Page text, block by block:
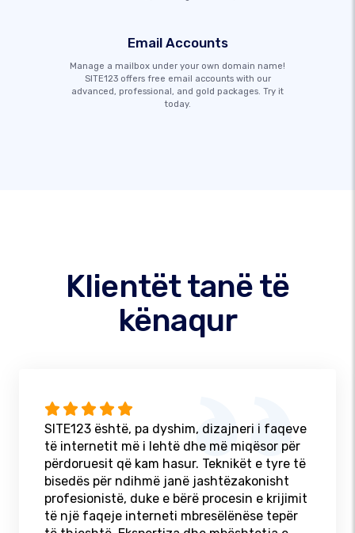
Email Accounts
Manage a mailbox under your own domain name!
SITE123 offers free email accounts with our
advanced, professional, and gold packages. Try it
today.
Klientët tanë të
kënaqur
SITE123 është, pa dyshim, dizajneri i faqeve
të internetit më i lehtë dhe më miqësor për
përdoruesit që kam hasur. Teknikët e tyre të
bisedës për ndihmë janë jashtëzakonisht
profesionistë, duke e bërë procesin e krijimit
të një faqeje interneti mbresëlënëse tepër